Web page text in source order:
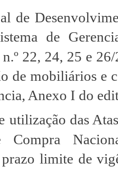
de
de
n.º 22, 24, 25 e
de mobiliários e
Anexo I do
utilização das
Compra
prazo limite de